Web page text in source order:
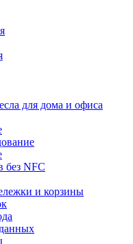
для дома и офиса
без NFC
и корзины